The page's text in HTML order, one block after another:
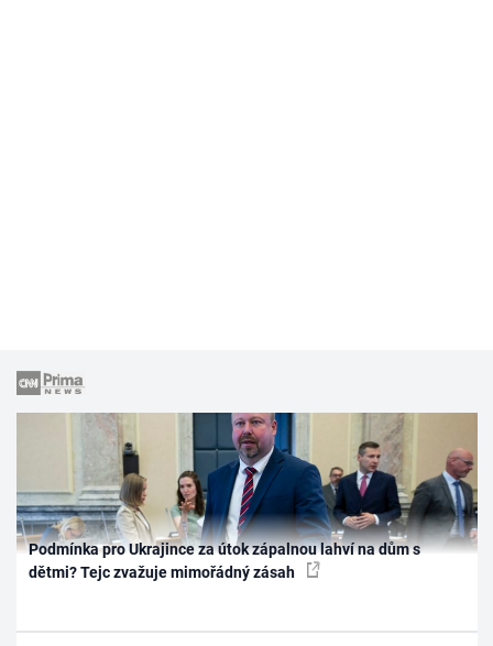
Podmínka pro Ukrajince za útok zápalnou lahví na dům s
dětmi? Tejc zvažuje mimořádný zásah